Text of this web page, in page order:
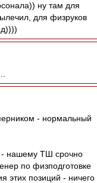
ну там для
для физруков
- нормальный
- нашему ТШ срочно
по физподготовке
этих позиций - ничего